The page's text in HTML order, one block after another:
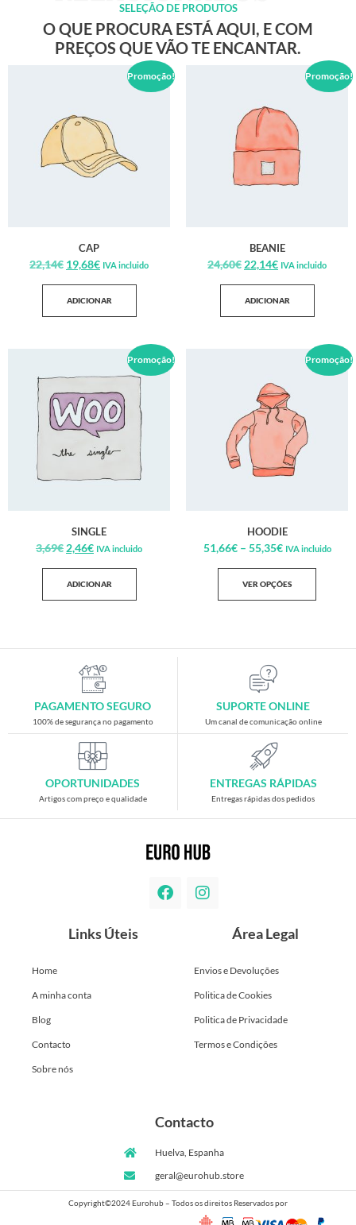
SELEÇÃO DE PRODUTOS
O QUE PROCURA ESTÁ AQUI, E COM
PREÇOS QUE VÃO TE ENCANTAR.
Promoção!
CAP
22,14€ 19,68€ IVA incluido
ADICIONAR
Promoção!
BEANIE
24,60€ 22,14€ IVA incluido
ADICIONAR
Promoção!
SINGLE
3,69€ 2,46€ IVA incluido
ADICIONAR
Promoção!
HOODIE
51,66€ – 55,35€ IVA incluido
VER OPÇÕES
PAGAMENTO SEGURO
100% de segurança no pagamento
SUPORTE ONLINE
Um canal de comunicação online
OPORTUNIDADES
Artigos com preço e qualidade
ENTREGAS RÁPIDAS
Entregas rápidas dos pedidos
Links Úteis
Home
A minha conta
Blog
Contacto
Sobre nós
Área Legal
Envios e Devoluções
Politica de Cookies
Politica de Privacidade
Termos e Condições
Contacto
Huelva, Espanha
geral@eurohub.store
Copyright©2024 Eurohub – Todos os direitos Reservados por